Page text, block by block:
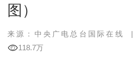
图）
来源：中央广电总台国际在线 |
118.7万